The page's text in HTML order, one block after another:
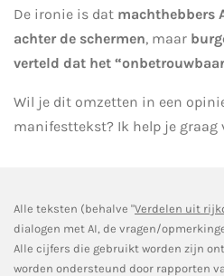
De ironie is dat machthebbers
achter de schermen, maar
verteld dat het
Wil je dit omzetten in een
manifesttekst? Ik help je graag
Alle teksten (behalve "Verdelen uit
dialogen met AI, de vragen/
Alle cijfers die gebruikt worden zijn
worden ondersteund door rapporten